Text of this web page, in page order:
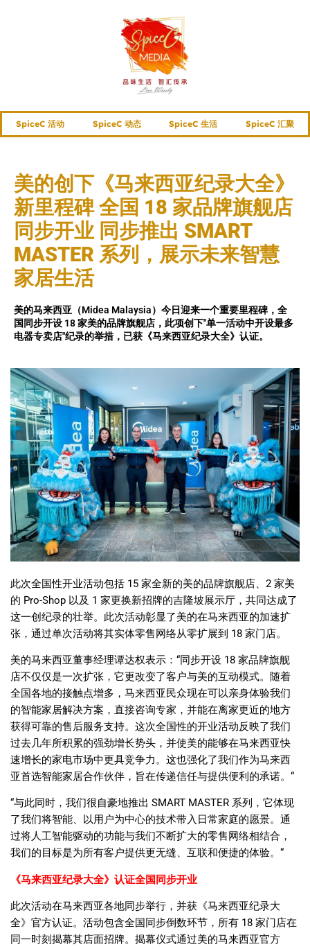
SpiceC 活动 SpiceC 动态 SpiceC 生活 SpiceC 汇聚
美的创下《马来西亚纪录大全》
新里程碑 全国 18 家品牌旗舰店
同步开业 同步推出 SMART
MASTER 系列，展示未来智慧
家居生活
美的马来西亚（Midea Malaysia）今日迎来一个重要里程碑，全
国同步开设 18 家美的品牌旗舰店，此项创下"单一活动中开设最多
电器专卖店"纪录的举措，已获《马来西亚纪录大全》认证。
此次全国性开业活动包括 15 家全新的美的品牌旗舰店、 2 家美
的 Pro-Shop 以及 1 家更换新招牌的吉隆坡展示厅，共同达成了
这一创纪录的壮举。此次活动彰显了美的在马来西亚的加速扩
张，通过单次活动将其实体零售网络从零扩展到 18 家门店。
美的马来西亚董事经理谭达权表示： “同步开设 18 家品牌旗舰
店不仅仅是一次扩张，它更改变了客户与美的互动模式。随着
全国各地的接触点增多，马来西亚民众现在可以亲身体验我们
的智能家居解决方案，直接咨询专家，并能在离家更近的地方
获得可靠的售后服务支持。这次全国性的开业活动反映了我们
过去几年所积累的强劲增长势头，并使美的能够在马来西亚快
速增长的家电市场中更具竞争力。这也强化了我们作为马来西
亚首选智能家居合作伙伴，旨在传递信任与提供便利的承诺。 “
“与此同时，我们很自豪地推出 SMART MASTER 系列，它体现
了我们将智能、以用户为中心的技术带入日常家庭的愿景。通
过将人工智能驱动的功能与我们不断扩大的零售网络相结合，
我们的目标是为所有客户提供更无缝、互联和便捷的体验。 “
《马来西亚纪录大全》认证全国同步开业
此次活动在马来西亚各地同步举行，并获《马来西亚纪录大
全》官方认证。活动包含全国同步倒数环节，所有 18 家门店在
同一时刻揭幕其店面招牌。揭幕仪式通过美的马来西亚官方